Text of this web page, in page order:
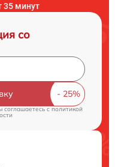
35 минут
со
соглашаетесь c политикой